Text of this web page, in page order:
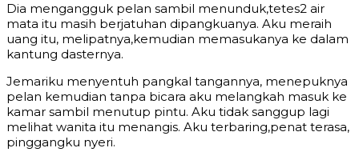
Dia mengangguk pelan sambil menunduk,tetes2 air
mata itu masih berjatuhan dipangkuanya. Aku meraih
uang itu, melipatnya,kemudian memasukanya ke dalam
kantung dasternya.
Jemariku menyentuh pangkal tangannya, menepuknya
pelan kemudian tanpa bicara aku melangkah masuk ke
kamar sambil menutup pintu. Aku tidak sanggup lagi
melihat wanita itu menangis. Aku terbaring,penat terasa,
pinggangku nyeri.